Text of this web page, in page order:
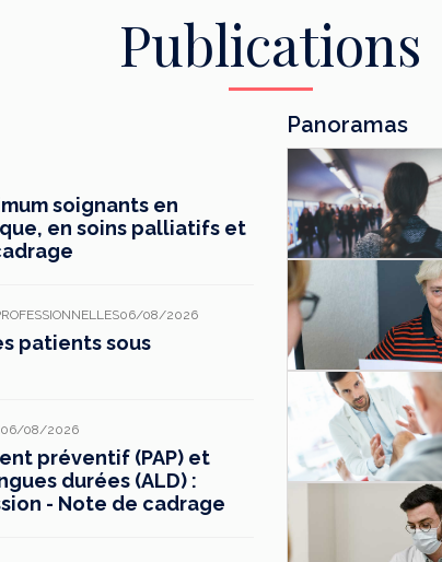
Publications
soignants en
en soins palliatifs et
06/08/2026
patients sous
06/08/2026
préventif (PAP) et
durées (ALD) :
- Note de cadrage
Panoramas